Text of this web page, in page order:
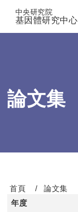
中央研究院
基因體研究中心
論文集
首頁
論文集
年度